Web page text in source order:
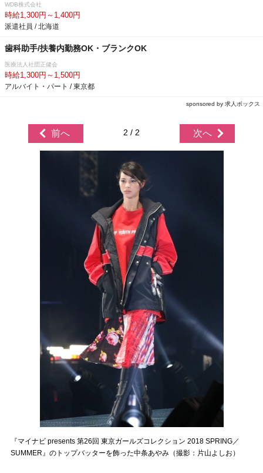
WDB株式会社
時給1,300円～1,400円
派遣社員 / 北海道
歯科助手/扶養内勤務OK・ブランクOK
医療法人社団正健会
時給1,300円～1,500円
アルバイト・パート / 東京都
sponsored by 求人ボックス
前へ 2 / 2 次へ
『マイナビ presents 第26回 東京ガールズコレクション 2018 SPRING／
SUMMER』のトップバッターを飾った中条あやみ（撮影：片山よしお）